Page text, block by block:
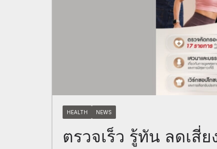
HEALTH NEWS
ตรวจเร็ว รู้ทัน ลดเสี่